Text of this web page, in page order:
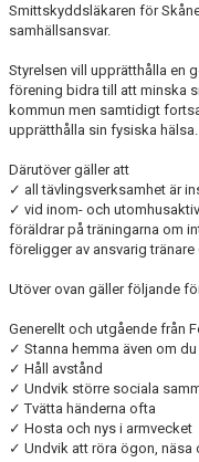
Smittskyddsläkaren för
samhällsansvar.
Styrelsen vill upprätthålla en
förening bidra till att minska
kommun men samtidigt
upprätthålla sin fysiska hälsa.
Därutöver gäller att
✓ all tävlingsverksamhet är
✓ vid inom- och
föräldrar på träningarna om
föreligger av ansvarig
Utöver ovan gäller följande
Generellt och utgående från
✓ Stanna hemma även om
✓ Håll avstånd
✓ Undvik större sociala
✓ Tvätta händerna ofta
✓ Hosta och nys i armvecket
✓ Undvik att röra ögon, näsa